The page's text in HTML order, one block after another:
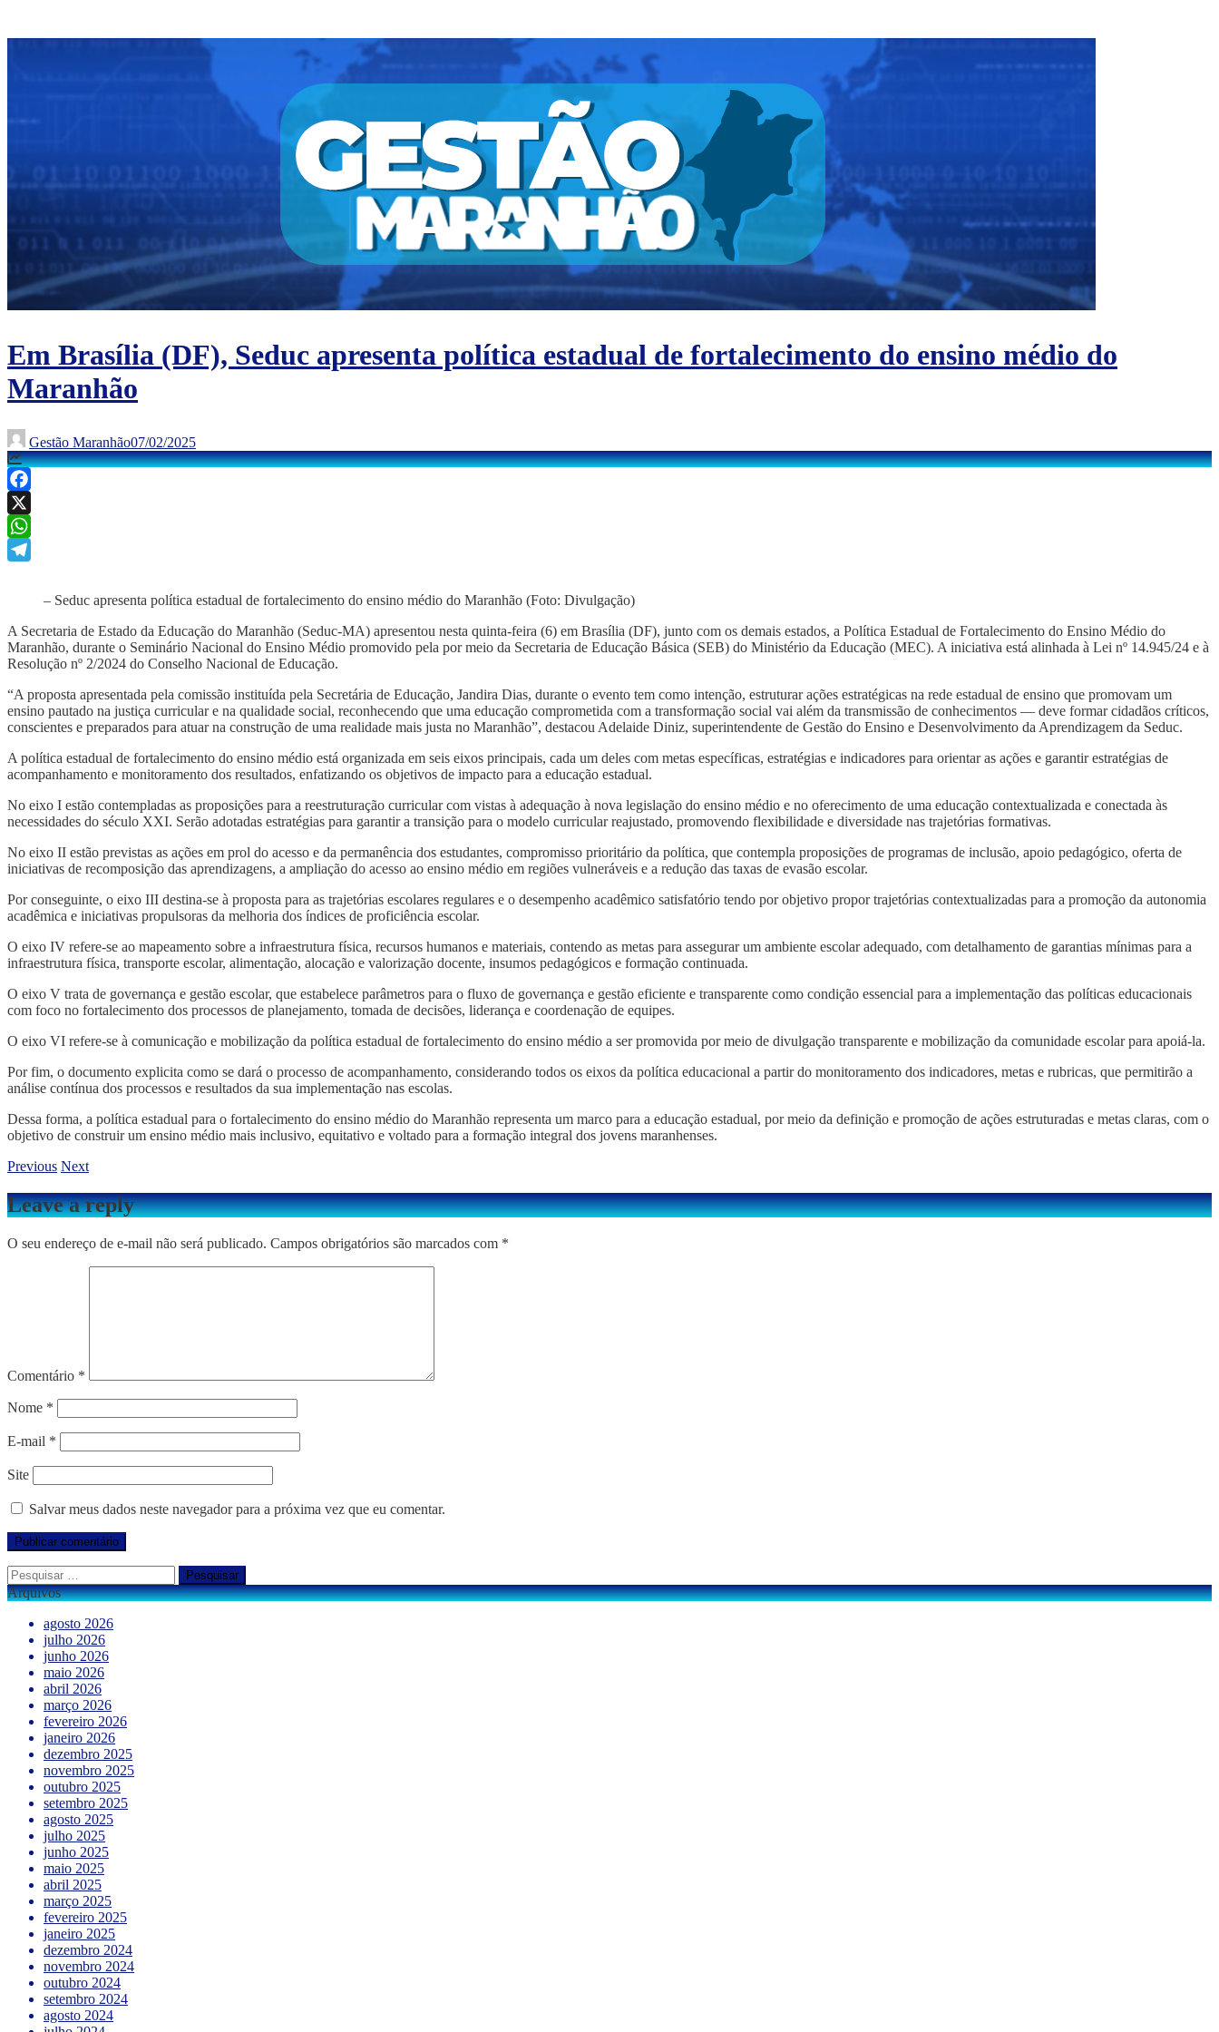
Em Brasília (DF), Seduc apresenta política estadual de fortalecimento do ensino médio do
Maranhão
Gestão Maranhão07/02/2025
Facebook
X
WhatsApp
– Seduc apresenta política estadual de fortalecimento do ensino médio do Maranhão (Foto: Divulgação)
A Secretaria de Estado da Educação do Maranhão (Seduc-MA) apresentou nesta quinta-feira (6) em Brasília (DF), junto com os demais estados, a Política Estadual de Fortalecimento do Ensino Médio do
Maranhão, durante o Seminário Nacional do Ensino Médio promovido pela por meio da Secretaria de Educação Básica (SEB) do Ministério da Educação (MEC). A iniciativa está alinhada à Lei nº 14.945/24 e à
Resolução nº 2/2024 do Conselho Nacional de Educação.
“A proposta apresentada pela comissão instituída pela Secretária de Educação, Jandira Dias, durante o evento tem como intenção, estruturar ações estratégicas na rede estadual de ensino que promovam um
ensino pautado na justiça curricular e na qualidade social, reconhecendo que uma educação comprometida com a transformação social vai além da transmissão de conhecimentos — deve formar cidadãos críticos,
conscientes e preparados para atuar na construção de uma realidade mais justa no Maranhão”, destacou Adelaide Diniz, superintendente de Gestão do Ensino e Desenvolvimento da Aprendizagem da Seduc.
A política estadual de fortalecimento do ensino médio está organizada em seis eixos principais, cada um deles com metas específicas, estratégias e indicadores para orientar as ações e garantir estratégias de
acompanhamento e monitoramento dos resultados, enfatizando os objetivos de impacto para a educação estadual.
No eixo I estão contempladas as proposições para a reestruturação curricular com vistas à adequação à nova legislação do ensino médio e no oferecimento de uma educação contextualizada e conectada às
necessidades do século XXI. Serão adotadas estratégias para garantir a transição para o modelo curricular reajustado, promovendo flexibilidade e diversidade nas trajetórias formativas.
No eixo II estão previstas as ações em prol do acesso e da permanência dos estudantes, compromisso prioritário da política, que contempla proposições de programas de inclusão, apoio pedagógico, oferta de
iniciativas de recomposição das aprendizagens, a ampliação do acesso ao ensino médio em regiões vulneráveis e a redução das taxas de evasão escolar.
Por conseguinte, o eixo III destina-se à proposta para as trajetórias escolares regulares e o desempenho acadêmico satisfatório tendo por objetivo propor trajetórias contextualizadas para a promoção da autonomia
acadêmica e iniciativas propulsoras da melhoria dos índices de proficiência escolar.
O eixo IV refere-se ao mapeamento sobre a infraestrutura física, recursos humanos e materiais, contendo as metas para assegurar um ambiente escolar adequado, com detalhamento de garantias mínimas para a
infraestrutura física, transporte escolar, alimentação, alocação e valorização docente, insumos pedagógicos e formação continuada.
O eixo V trata de governança e gestão escolar, que estabelece parâmetros para o fluxo de governança e gestão eficiente e transparente como condição essencial para a implementação das políticas educacionais
com foco no fortalecimento dos processos de planejamento, tomada de decisões, liderança e coordenação de equipes.
O eixo VI refere-se à comunicação e mobilização da política estadual de fortalecimento do ensino médio a ser promovida por meio de divulgação transparente e mobilização da comunidade escolar para apoiá-la.
Por fim, o documento explicita como se dará o processo de acompanhamento, considerando todos os eixos da política educacional a partir do monitoramento dos indicadores, metas e rubricas, que permitirão a
análise contínua dos processos e resultados da sua implementação nas escolas.
Dessa forma, a política estadual para o fortalecimento do ensino médio do Maranhão representa um marco para a educação estadual, por meio da definição e promoção de ações estruturadas e metas claras, com o
objetivo de construir um ensino médio mais inclusivo, equitativo e voltado para a formação integral dos jovens maranhenses.
Previous Next
Leave a reply
O seu endereço de e-mail não será publicado. Campos obrigatórios são marcados com *
Comentário *
Nome *
E-mail *
Site
Salvar meus dados neste navegador para a próxima vez que eu comentar.
Pesquisar
por:
Arquivos
agosto 2026
julho 2026
junho 2026
maio 2026
abril 2026
março 2026
fevereiro 2026
janeiro 2026
dezembro 2025
novembro 2025
outubro 2025
setembro 2025
agosto 2025
julho 2025
junho 2025
maio 2025
abril 2025
março 2025
fevereiro 2025
janeiro 2025
dezembro 2024
novembro 2024
outubro 2024
setembro 2024
agosto 2024